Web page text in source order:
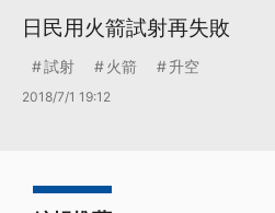
日民用火箭試射再失敗
試射 火箭 升空
2018/7/1 19:12